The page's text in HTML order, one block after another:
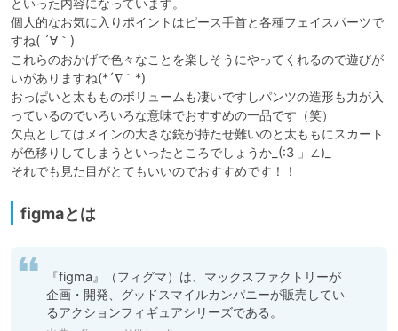
といった内容になっています。
個人的なお気に入りポイントはピース手首と各種フェイスパーツで
すね( ´∀｀)
これらのおかげで色々なことを楽しそうにやってくれるので遊びが
いがありますね(*´∇｀*)
おっぱいと太もものボリュームも凄いですしパンツの造形も力が入
っているのでいろいろな意味でおすすめの一品です（笑）
欠点としてはメインの大きな銃が持たせ難いのと太ももにスカート
が色移りしてしまうといったところでしょうか_(:3 」∠)_
それでも見た目がとてもいいのでおすすめです！！
figmaとは
『figma』（フィグマ）は、マックスファクトリーが
企画・開発、グッドスマイルカンパニーが販売してい
るアクションフィギュアシリーズである。